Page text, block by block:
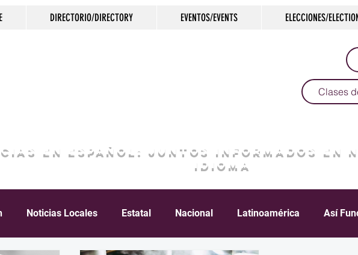
DIRECTORIO/DIRECTORY EVENTOS/EVENTS ELECCIONES/
Clases
EN ESPAÑOL: JUNTOS INFORMADOS EN
IDIOMA
Noticias Locales Estatal Nacional Latinoamérica Así